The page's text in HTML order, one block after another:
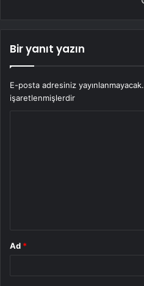
Bir yanıt yazın
E-posta adresiniz yayınlanmayacak.
işaretlenmişlerdir
Ad *